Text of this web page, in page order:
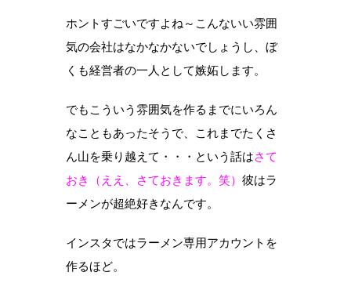
ホントすごいですよね～こんないい雰囲
気の会社はなかなかないでしょうし、ぼ
くも経営者の一人として嫉妬します。
でもこういう雰囲気を作るまでにいろん
なこともあったそうで、これまでたくさ
ん山を乗り越えて・・・という話はさて
おき（ええ、さておきます。笑） 彼はラ
ーメンが超絶好きなんです。
インスタではラーメン専用アカウントを
作るほど。